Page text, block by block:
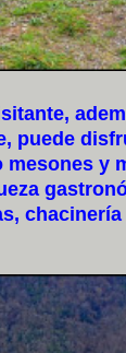
puede
y